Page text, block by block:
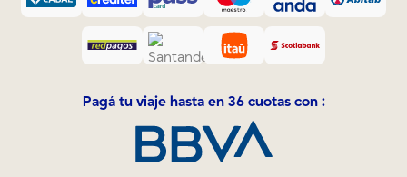
Pagá tu viaje hasta en 36 cuotas con :